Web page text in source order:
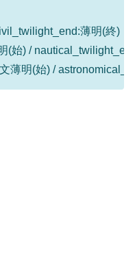
薄明(終)
(始) /
薄明(始) /